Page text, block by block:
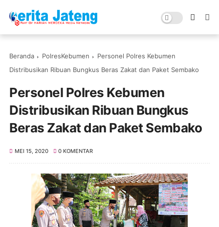
Beranda PolresKebumen
Personel Polres Kebumen
Distribusikan Ribuan Bungkus Beras Zakat dan Paket Sembako
Personel Polres Kebumen
Distribusikan Ribuan Bungkus
Beras Zakat dan Paket Sembako
MEI 15, 2020 0 KOMENTAR